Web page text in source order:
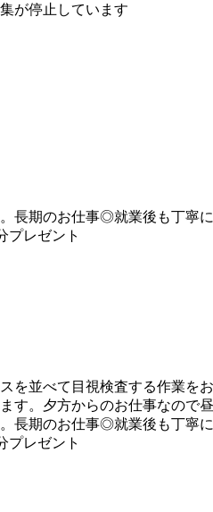
が停止しています
長期のお仕事◎就業後も丁寧
プレゼント
を並べて目視検査する作業を
す。夕方からのお仕事なので
長期のお仕事◎就業後も丁寧
プレゼント